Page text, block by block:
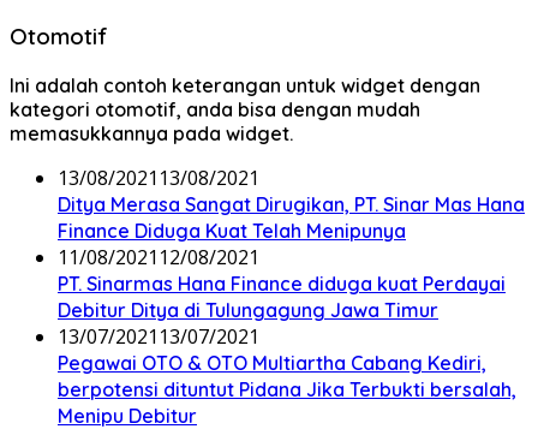
Otomotif
Ini adalah contoh keterangan untuk widget dengan
kategori otomotif, anda bisa dengan mudah
memasukkannya pada widget.
13/08/2021 13/08/2021
Ditya Merasa Sangat Dirugikan, PT. Sinar Mas Hana
Finance Diduga Kuat Telah Menipunya
11/08/2021 12/08/2021
PT. Sinarmas Hana Finance diduga kuat Perdayai
Debitur Ditya di Tulungagung Jawa Timur
13/07/2021 13/07/2021
Pegawai OTO & OTO Multiartha Cabang Kediri,
berpotensi dituntut Pidana Jika Terbukti bersalah,
Menipu Debitur